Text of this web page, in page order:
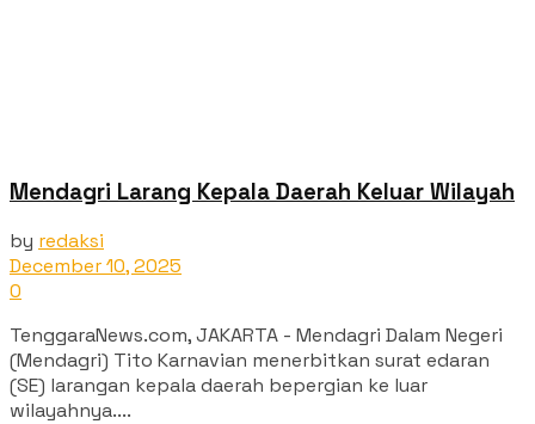
Mendagri Larang Kepala Daerah Keluar Wilayah
by redaksi
December 10, 2025
0
TenggaraNews.com, JAKARTA - Mendagri Dalam Negeri
(Mendagri) Tito Karnavian menerbitkan surat edaran
(SE) larangan kepala daerah bepergian ke luar
wilayahnya....